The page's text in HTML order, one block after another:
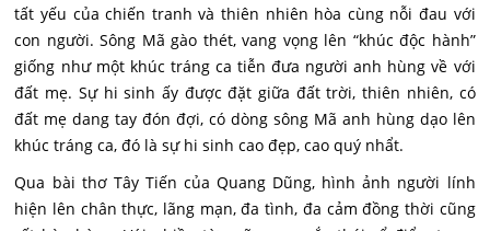
tất yếu của chiến tranh và thiên nhiên hòa cùng nỗi đau với
con người. Sông Mã gào thét, vang vọng lên “khúc độc hành”
giống như một khúc tráng ca tiễn đưa người anh hùng về với
đất mẹ. Sự hi sinh ấy được đặt giữa đất trời, thiên nhiên, có
đất mẹ dang tay đón đợi, có dòng sông Mã anh hùng dạo lên
khúc tráng ca, đó là sự hi sinh cao đẹp, cao quý nhẩt.
Qua bài thơ Tây Tiến của Quang Dũng, hình ảnh người lính
hiện lên chân thực, lãng mạn, đa tình, đa cảm đồng thời cũng